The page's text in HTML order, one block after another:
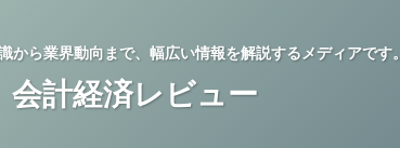
から業界動向まで、幅広い情報を解説するメディアです。
会計経済レビュー